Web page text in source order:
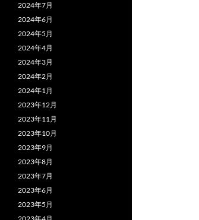
2024年7月
2024年6月
2024年5月
2024年4月
2024年3月
2024年2月
2024年1月
2023年12月
2023年11月
2023年10月
2023年9月
2023年8月
2023年7月
2023年6月
2023年5月